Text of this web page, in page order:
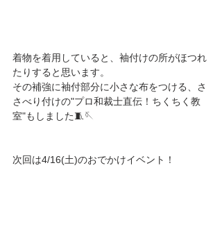
着物を着用していると、袖付けの所がほつれ
たりすると思います。
その補強に袖付部分に小さな布をつける、さ
さべり付けの"プロ和裁士直伝！ちくちく教
室"もしました🧵🪡
次回は4/16(土)のおでかけイベント！